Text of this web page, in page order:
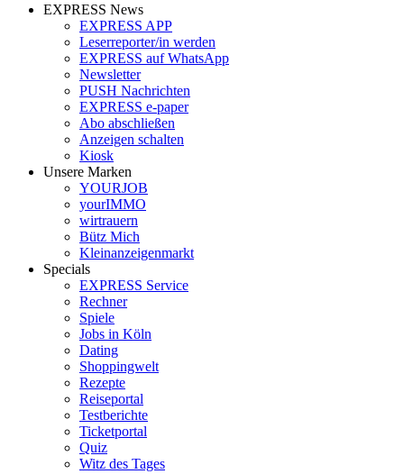
EXPRESS News
EXPRESS APP
Leserreporter/in werden
EXPRESS auf WhatsApp
Newsletter
PUSH Nachrichten
EXPRESS e-paper
Abo abschließen
Anzeigen schalten
Kiosk
Unsere Marken
YOURJOB
yourIMMO
wirtrauern
Bütz Mich
Kleinanzeigenmarkt
Specials
EXPRESS Service
Rechner
Spiele
Jobs in Köln
Dating
Shoppingwelt
Rezepte
Reiseportal
Testberichte
Ticketportal
Quiz
Witz des Tages